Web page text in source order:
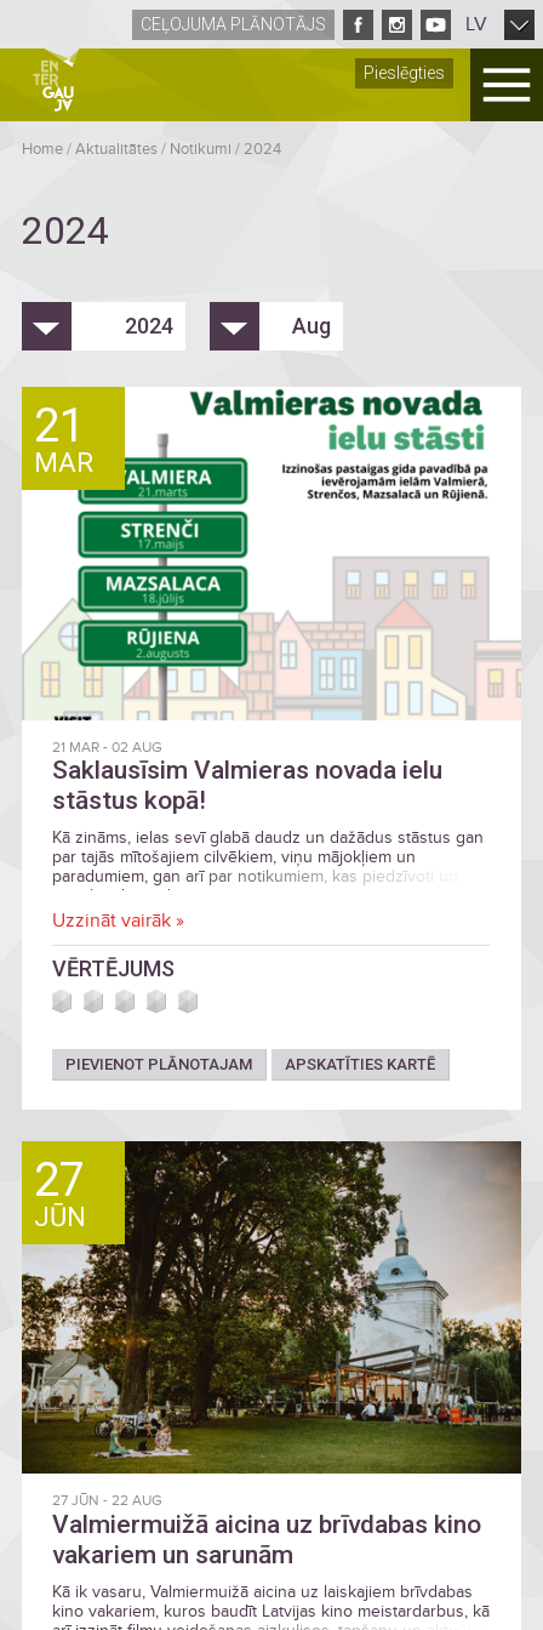
Pieslēgties
CEĻOJUMA PLĀNOTĀJS LV
Home/Aktualitātes/ Notikumi /2024
2024
2024 Aug
21
MAR
21 MAR- 02 AUG
Saklausīsim Valmieras novada ielu
stāstus kopā!
Kā zināms, ielas sevī glabā daudz un dažādus stāstus gan
par tajās mītošajiem cilvēkiem, viņu mājokļiem un
paradumiem, gan arī par notikumiem, kas piedzīvoti un
notiek vēl tagad.
Uzzināt vairāk »
VĒRTĒJUMS
PIEVIENOT PLĀNOTAJAM APSKATĪTIES KARTĒ
27
JŪN
27 JŪN - 22 AUG
Valmiermuižā aicina uz brīvdabas kino
vakariem un sarunām
Kā ik vasaru, Valmiermuižā aicina uz laiskajiem brīvdabas
kino vakariem, kuros baudīt Latvijas kino meistardarbus, kā